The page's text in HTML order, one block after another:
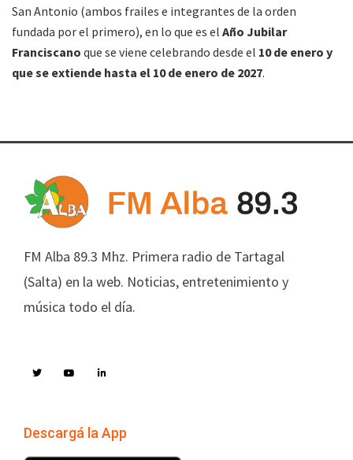
San Antonio (ambos frailes e integrantes de la orden
fundada por el primero), en lo que es el Año Jubilar
Franciscano que se viene celebrando desde el 10 de enero y
que se extiende hasta el 10 de enero de 2027.
FM Alba 89.3 Mhz. Primera radio de Tartagal
(Salta) en la web. Noticias, entretenimiento y
música todo el día.
Descargá la App